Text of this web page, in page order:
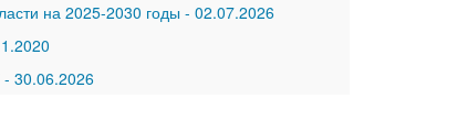
на 2025-2030 годы - 02.07.2026
- 30.06.2026